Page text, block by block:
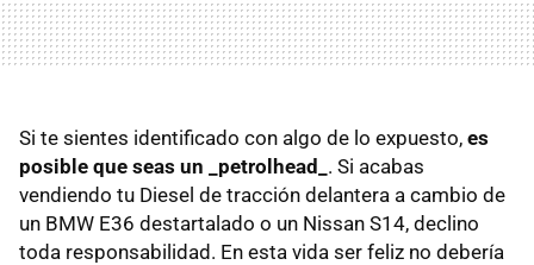
Si te sientes identificado con algo de lo expuesto, es
posible que seas un _petrolhead_ . Si acabas
vendiendo tu Diesel de tracción delantera a cambio de
un BMW E36 destartalado o un Nissan S14, declino
toda responsabilidad. En esta vida ser feliz no debería